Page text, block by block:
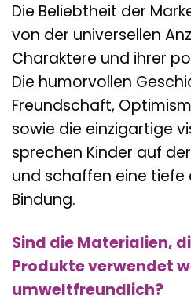
Die Beliebtheit der
von der universellen
Charaktere und ihrer
Die humorvollen
Freundschaft,
sowie die einzigartige
sprechen Kinder auf
und schaffen eine
Bindung.
Sind die Materialien,
Produkte verwendet
umweltfreundlich?